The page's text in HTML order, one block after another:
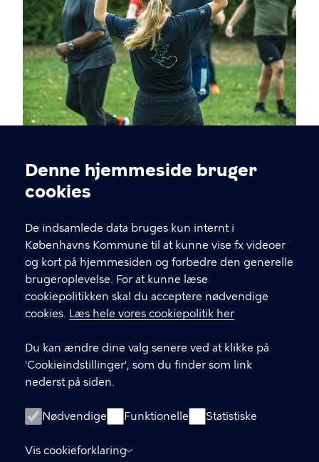
Cookieindstillinger
Denne hjemmeside bruger
cookies
De indsamlede data bruges kun internt i
Københavns Kommune til at kunne vise fx videoer
og kort på hjemmesiden og forbedre den generelle
brugeroplevelse. For at kunne læse
cookiepolitikken skal du acceptere nødvendige
cookies. Læs hele vores cookiepolitik her
Du kan ændre dine valg senere ved at klikke på
'Cookieindstillinger', som du finder som link
nederst på siden.
Nødvendige Funktionelle Statistiske
Vis cookieforklaring
Center for Diabetes og
Hjertesygdomme
Mimersgade 47A, 2200 København N
Hans Kirks Vej 8, 2200 København N
KONTAKT
35 30 24 00
LINKS